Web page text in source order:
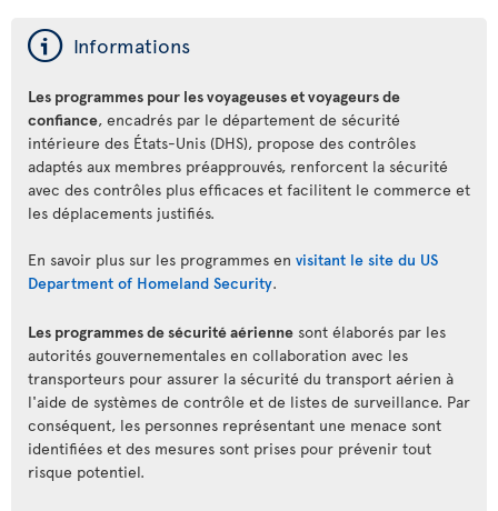
ý Informations
Les programmes pour les voyageuses et voyageurs de
confiance, encadrés par le département de sécurité
intérieure des États-Unis (DHS), propose des contrôles
adaptés aux membres préapprouvés, renforcent la sécurité
avec des contrôles plus efficaces et facilitent le commerce et
les déplacements justifiés.
En savoir plus sur les programmes en visitant le site du US
Department of Homeland Security.
Les programmes de sécurité aérienne sont élaborés par les
autorités gouvernementales en collaboration avec les
transporteurs pour assurer la sécurité du transport aérien à
l'aide de systèmes de contrôle et de listes de surveillance. Par
conséquent, les personnes représentant une menace sont
identifiées et des mesures sont prises pour prévenir tout
risque potentiel.